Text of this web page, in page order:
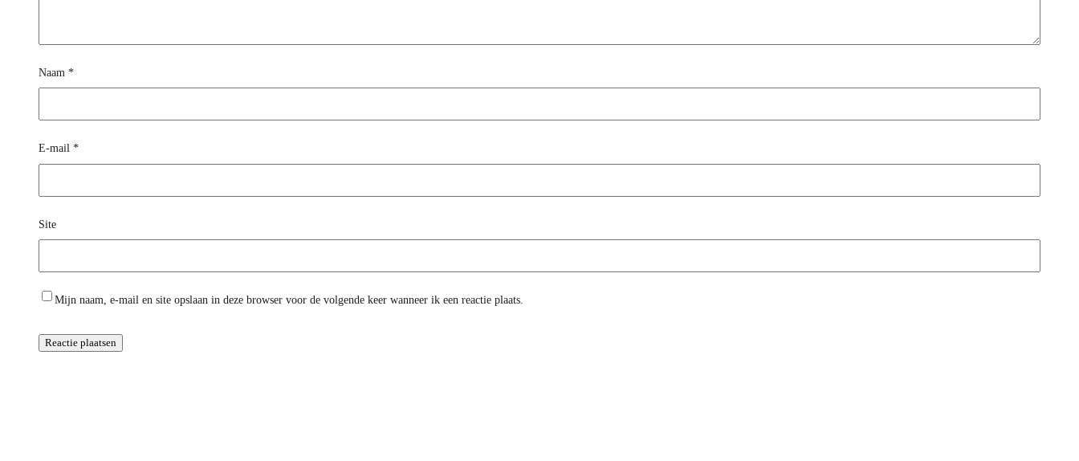
Naam *
E-mail *
Site
Mijn naam, e-mail en site opslaan in deze browser voor de volgende keer wanneer ik een reactie plaats.